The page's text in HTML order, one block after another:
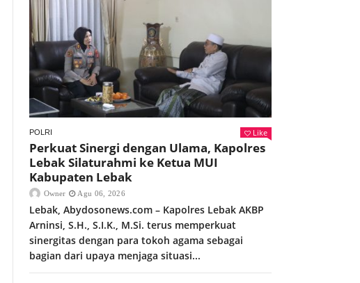
POLRI Like
Perkuat Sinergi dengan Ulama, Kapolres
Lebak Silaturahmi ke Ketua MUI
Kabupaten Lebak
Owner Agu 06, 2026
Lebak, Abydosonews.com – Kapolres Lebak AKBP
Arninsi, S.H., S.I.K., M.Si. terus memperkuat
sinergitas dengan para tokoh agama sebagai
bagian dari upaya menjaga situasi...